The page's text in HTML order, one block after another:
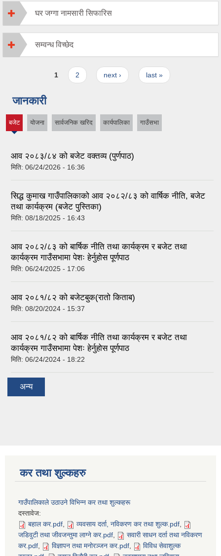
घर जग्गा नामसारी सिफारिस
सम्वन्ध विच्छेद
1 2 next › last »
जानकारी
बजेट योजना सार्वजनिक खरिद कार्यपालिका गाउँसभा
आव २०८३/८४ को बजेट वक्तव्य (पुर्णपाठ)
मिति: 06/24/2026 - 16:36
सिद्ध कुमाख गाउँपालिकाको आव २०८२/८३ को वार्षिक नीति, बजेट
तथा कार्यक्रम (बजेट पुस्तिका)
मिति: 08/18/2025 - 16:43
आव २०८२/८३ को बार्षिक नीति तथा कार्यक्रम र बजेट तथा
कार्यक्रम गाउँसभामा पेशः हेर्नुहोस पूर्णपाठ
मिति: 06/24/2025 - 17:06
आव २०८१/८२ को बजेटबुक(रातो किताब)
मिति: 08/20/2024 - 15:37
आव २०८१/८२ को बार्षिक नीति तथा कार्यक्रम र बजेट तथा
कार्यक्रम गाउँसभामा पेशः हेर्नुहोस पूर्णपाठ
मिति: 06/24/2024 - 18:22
अन्य
कर तथा शुल्कहरु
गाउँपालिकाले उठाउने विभिन्न कर तथा शुल्कहरू
दस्तावेज:
बहाल कर.pdf, व्यवसाय दर्ता, नविकरण कर तथा शुल्क.pdf,
जडिवुटी तथा जीवजन्तुमा लाग्ने कर.pdf,
सवारी साधन दर्ता तथा नविकरण
कर.pdf, विज्ञापन तथा मनोरञ्जन कर.pdf,
विविध सेवाशुल्क